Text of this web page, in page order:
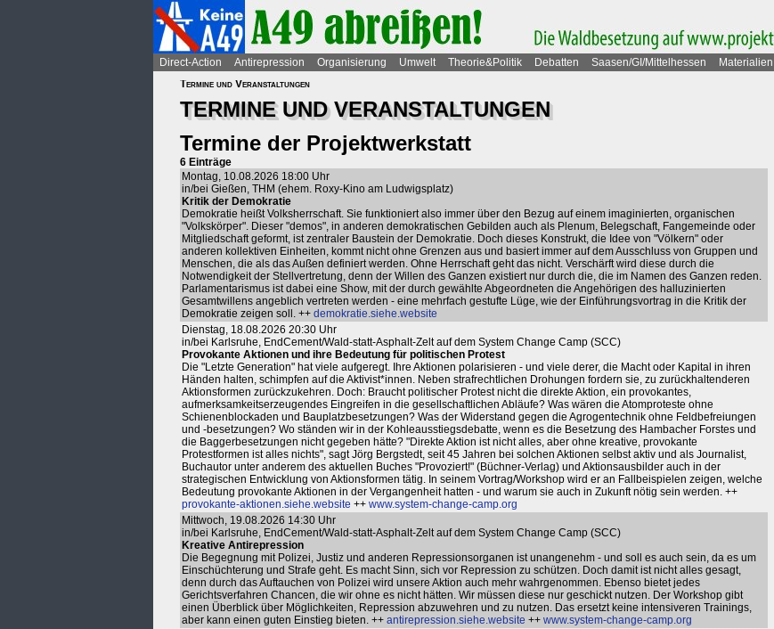
Direct-Action Antirepression Organisierung Umwelt Theorie&Politik Debatten Saasen/GI/Mittelhessen Materialien
Termine und Veranstaltungen
TERMINE UND VERANSTALTUNGEN
Termine der Projektwerkstatt
6 Einträge
Montag, 10.08.2026 18:00 Uhr
in/bei Gießen, THM (ehem. Roxy-Kino am Ludwigsplatz)
Kritik der Demokratie
Demokratie heißt Volksherrschaft. Sie funktioniert also immer über den Bezug auf einem imaginierten, organischen
"Volkskörper". Dieser "demos", in anderen demokratischen Gebilden auch als Plenum, Belegschaft, Fangemeinde oder
Mitgliedschaft geformt, ist zentraler Baustein der Demokratie. Doch dieses Konstrukt, die Idee von "Völkern" oder
anderen kollektiven Einheiten, kommt nicht ohne Grenzen aus und basiert immer auf dem Ausschluss von Gruppen und
Menschen, die als das Außen definiert werden. Ohne Herrschaft geht das nicht. Verschärft wird diese durch die
Notwendigkeit der Stellvertretung, denn der Willen des Ganzen existiert nur durch die, die im Namen des Ganzen reden.
Parlamentarismus ist dabei eine Show, mit der durch gewählte Abgeordneten die Angehörigen des halluzinierten
Gesamtwillens angeblich vertreten werden - eine mehrfach gestufte Lüge, wie der Einführungsvortrag in die Kritik der
Demokratie zeigen soll. ++ demokratie.siehe.website
Dienstag, 18.08.2026 20:30 Uhr
in/bei Karlsruhe, EndCement/Wald-statt-Asphalt-Zelt auf dem System Change Camp (SCC)
Provokante Aktionen und ihre Bedeutung für politischen Protest
Die "Letzte Generation" hat viele aufgeregt. Ihre Aktionen polarisieren - und viele derer, die Macht oder Kapital in ihren
Händen halten, schimpfen auf die Aktivist*innen. Neben strafrechtlichen Drohungen fordern sie, zu zurückhaltenderen
Aktionsformen zurückzukehren. Doch: Braucht politischer Protest nicht die direkte Aktion, ein provokantes,
aufmerksamkeitserzeugendes Eingreifen in die gesellschaftlichen Abläufe? Was wären die Atomproteste ohne
Schienenblockaden und Bauplatzbesetzungen? Was der Widerstand gegen die Agrogentechnik ohne Feldbefreiungen
und -besetzungen? Wo ständen wir in der Kohleausstiegsdebatte, wenn es die Besetzung des Hambacher Forstes und
die Baggerbesetzungen nicht gegeben hätte? "Direkte Aktion ist nicht alles, aber ohne kreative, provokante
Protestformen ist alles nichts", sagt Jörg Bergstedt, seit 45 Jahren bei solchen Aktionen selbst aktiv und als Journalist,
Buchautor unter anderem des aktuellen Buches "Provoziert!" (Büchner-Verlag) und Aktionsausbilder auch in der
strategischen Entwicklung von Aktionsformen tätig. In seinem Vortrag/Workshop wird er an Fallbeispielen zeigen, welche
Bedeutung provokante Aktionen in der Vergangenheit hatten - und warum sie auch in Zukunft nötig sein werden. ++
provokante-aktionen.siehe.website ++ www.system-change-camp.org
Mittwoch, 19.08.2026 14:30 Uhr
in/bei Karlsruhe, EndCement/Wald-statt-Asphalt-Zelt auf dem System Change Camp (SCC)
Kreative Antirepression
Die Begegnung mit Polizei, Justiz und anderen Repressionsorganen ist unangenehm - und soll es auch sein, da es um
Einschüchterung und Strafe geht. Es macht Sinn, sich vor Repression zu schützen. Doch damit ist nicht alles gesagt,
denn durch das Auftauchen von Polizei wird unsere Aktion auch mehr wahrgenommen. Ebenso bietet jedes
Gerichtsverfahren Chancen, die wir ohne es nicht hätten. Wir müssen diese nur geschickt nutzen. Der Workshop gibt
einen Überblick über Möglichkeiten, Repression abzuwehren und zu nutzen. Das ersetzt keine intensiveren Trainings,
aber kann einen guten Einstieg bieten. ++ antirepression.siehe.website ++ www.system-change-camp.org